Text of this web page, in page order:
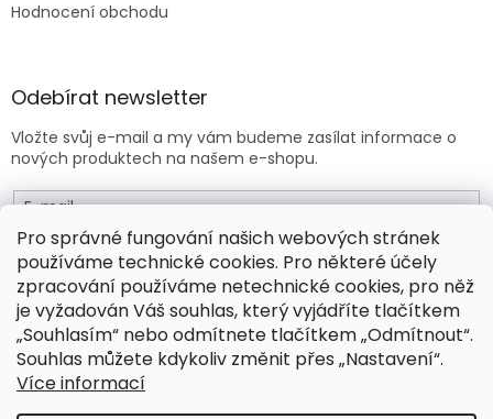
Pro správné fungování našich webových stránek
používáme technické cookies. Pro některé účely
zpracování používáme netechnické cookies, pro něž
je vyžadován Váš souhlas, který vyjádříte tlačítkem
„Souhlasím“ nebo odmítnete tlačítkem „Odmítnout“.
Souhlas můžete kdykoliv změnit přes „Nastavení“.
Více informací
Hodnocení obchodu
Odebírat newsletter
Vložte svůj e-mail a my vám budeme zasílat informace o
nových produktech na našem e-shopu.
E-mail
Vložením e-mailu souhlasíte sobchodními podmínkami .
PŘIHLÁSIT SE